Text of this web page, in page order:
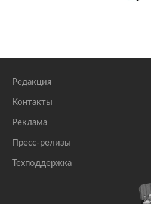
Редакция
Контакты
Реклама
Пресс-релизы
Техподдержка